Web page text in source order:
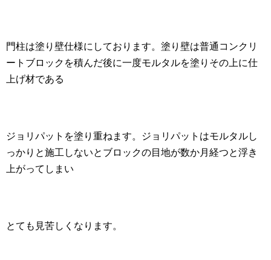
門柱は塗り壁仕様にしております。塗り壁は普通コンクリ
ートブロックを積んだ後に一度モルタルを塗りその上に仕
上げ材である
ジョリパットを塗り重ねます。ジョリパットはモルタルし
っかりと施工しないとブロックの目地が数か月経つと浮き
上がってしまい
とても見苦しくなります。